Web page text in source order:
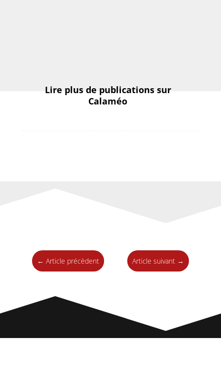
Lire plus de publications sur
Calaméo
← Article précèdent Article suivant →